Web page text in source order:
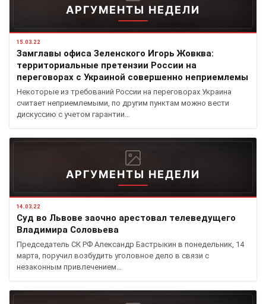
АРГУМЕНТЫ НЕДЕЛИ
15.03.22
Замглавы офиса Зеленского Игорь Жовква:
территориальные претензии России на
переговорах с Украиной совершенно неприемлемы
Некоторые из требований России на переговорах Украина
считает неприемлемыми, по другим пунктам можно вести
дискуссию с учетом гарантии…
АРГУМЕНТЫ НЕДЕЛИ
14.03.22
Cуд во Львове заочно арестовал телеведущего
Владимира Соловьева
Председатель СК РФ Александр Бастрыкин в понедельник, 14
марта, поручил возбудить уголовное дело в связи с
незаконным привлечением…